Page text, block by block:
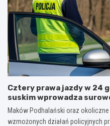
Cztery prawa jazdy w 24
suskim wprowadza
drogowych!
Maków Podhalański oraz
wzmożonych działań policyjnych